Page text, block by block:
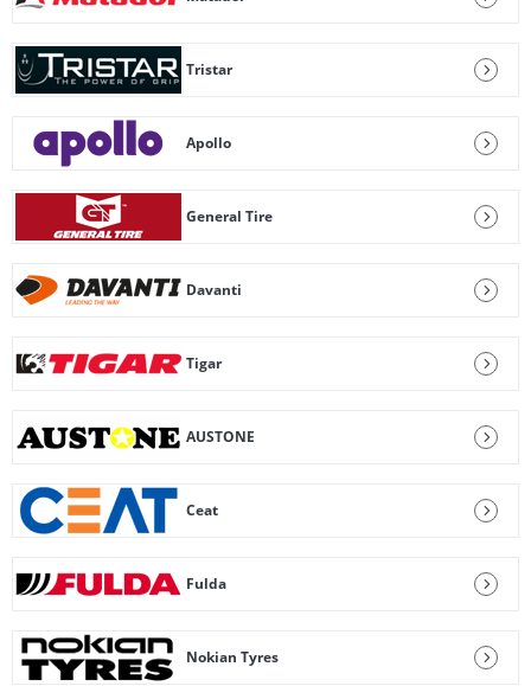
Tristar
Apollo
General Tire
Davanti
Tigar
AUSTONE
Ceat
Fulda
Nokian Tyres